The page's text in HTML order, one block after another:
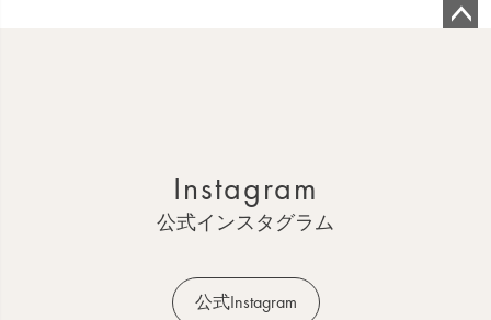
Instagram
公式インスタグラム
公式Instagram